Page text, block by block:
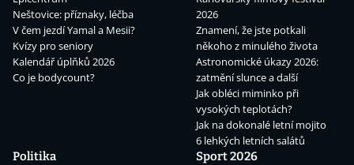
Neštovice: příznaky, léčba
V čem jezdí Yamal a Mesii?
Kvízy pro seniory
Kalendář úplňků 2026
Co je bodycount?
2026
Znamení, že jste potkali
někoho z minulého života
Astronomické úkazy 2026:
zatmění slunce a další
Jak obléci miminko při
vysokých teplotách?
Jak na dokonalé letní mojito
6 lehkých letních salátů
Politika
Sport 2026